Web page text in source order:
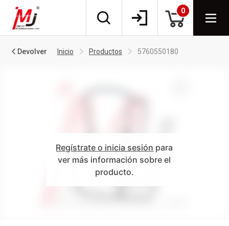
0
Devolver Inicio Productos 5760550180
Regístrate o inicia sesión para
ver más información sobre el
producto.